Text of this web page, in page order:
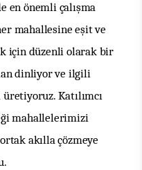
en önemli çalışma
mahallesine eşit ve
için düzenli olarak bir
dinliyor ve ilgili
Katılımcı
mahallelerimizi
akılla çözmeye